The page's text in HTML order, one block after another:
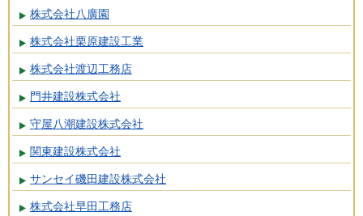
株式会社八廣園
株式会社栗原建設工業
株式会社渡辺工務店
門井建設株式会社
守屋八潮建設株式会社
関東建設株式会社
サンセイ磯田建設株式会社
株式会社早田工務店